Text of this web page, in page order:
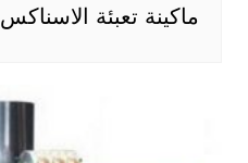
ماكينة تعبئة الاسناكس